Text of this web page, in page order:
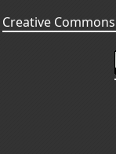
Creative